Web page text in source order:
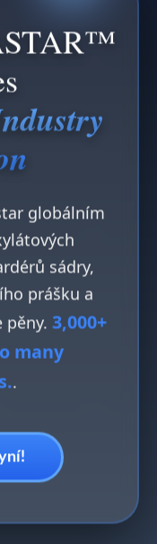
globálním
sádry,
prášku a
3,000+
many